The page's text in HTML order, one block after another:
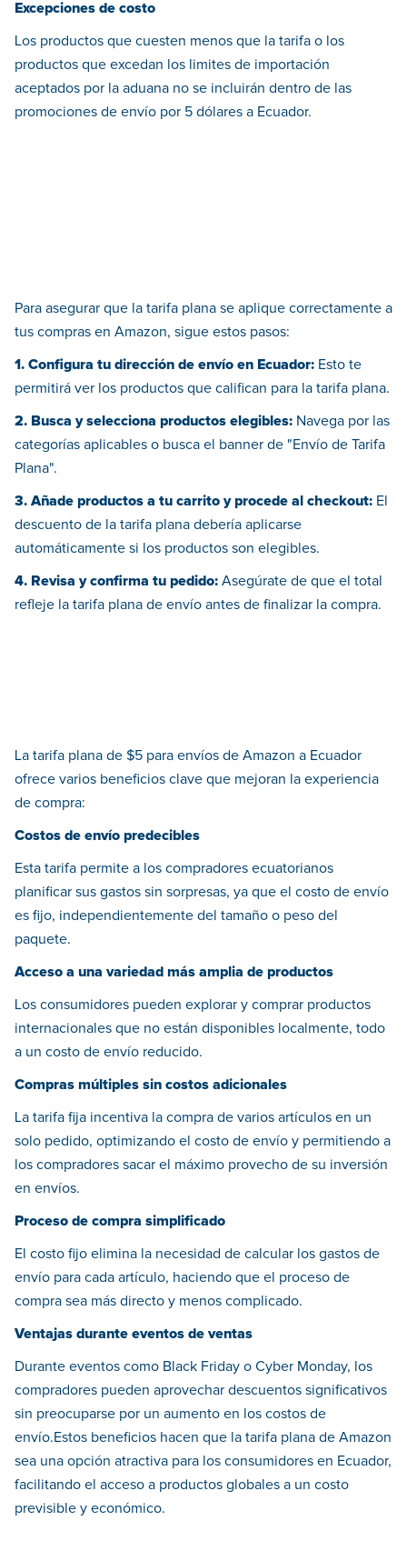
Excepciones de costo
Los productos que cuesten menos que la tarifa o los
productos que excedan los limites de importación
aceptados por la aduana no se incluirán dentro de las
promociones de envío por 5 dólares a Ecuador.
Para asegurar que la tarifa plana se aplique correctamente a
tus compras en Amazon, sigue estos pasos:
1. Configura tu dirección de envío en Ecuador: Esto te
permitirá ver los productos que califican para la tarifa plana.
2. Busca y selecciona productos elegibles: Navega por las
categorías aplicables o busca el banner de "Envío de Tarifa
Plana".
3. Añade productos a tu carrito y procede al checkout: El
descuento de la tarifa plana debería aplicarse
automáticamente si los productos son elegibles.
4. Revisa y confirma tu pedido: Asegúrate de que el total
refleje la tarifa plana de envío antes de finalizar la compra.
La tarifa plana de $5 para envíos de Amazon a Ecuador
ofrece varios beneficios clave que mejoran la experiencia
de compra:
Costos de envío predecibles
Esta tarifa permite a los compradores ecuatorianos
planificar sus gastos sin sorpresas, ya que el costo de envío
es fijo, independientemente del tamaño o peso del
paquete.
Acceso a una variedad más amplia de productos
Los consumidores pueden explorar y comprar productos
internacionales que no están disponibles localmente, todo
a un costo de envío reducido.
Compras múltiples sin costos adicionales
La tarifa fija incentiva la compra de varios artículos en un
solo pedido, optimizando el costo de envío y permitiendo a
los compradores sacar el máximo provecho de su inversión
en envíos.
Proceso de compra simplificado
El costo fijo elimina la necesidad de calcular los gastos de
envío para cada artículo, haciendo que el proceso de
compra sea más directo y menos complicado.
Ventajas durante eventos de ventas
Durante eventos como Black Friday o Cyber Monday, los
compradores pueden aprovechar descuentos significativos
sin preocuparse por un aumento en los costos de
envío.Estos beneficios hacen que la tarifa plana de Amazon
sea una opción atractiva para los consumidores en Ecuador,
facilitando el acceso a productos globales a un costo
previsible y económico.